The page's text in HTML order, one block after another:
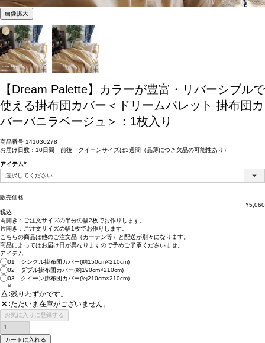
画像拡大
【Dream Palette】カラーが豊富・リバーシブルで
使える掛布団カバー＜ドリームパレット 掛布団カ
バーバニラベージュ＞：1枚入り
商品番号 141030278
お届け日数：10日間 前後 クイーンサイズは3週間（品薄につき欠品の可能性あり）
アイテム
(必
販売価格
¥5,060
税込
両開き： ご注文サイズの半分の幅2枚でお作りします。
片開き： ご注文サイズの幅1枚でお作りします。
こちらの商品は他のご注文品（カーテン等）と配送が別々 になります。
商品によってはお届け日が異なりますので予めご了承くださいませ。
アイテム
01 シングル掛布団カバー(約150cm×210cm)
02 ダブル掛布団カバー(約190cm×210cm)
03 クイーン掛布団カバー(約210cm×210cm)
×
△ 残りわずかです。
✕ ただいま在庫がございません。
お気に入りに登録する
カートに入れる